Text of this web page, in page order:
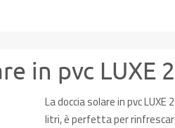
in pvc LUXE
La doccia solare in pvc
litri, è perfetta per